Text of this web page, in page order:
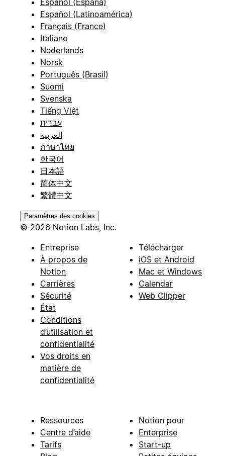
Español (España)
Español (Latinoamérica)
Français (France)
Italiano
Nederlands
Norsk
Português (Brasil)
Suomi
Svenska
Tiếng Việt
עברית
العربية
ภาษาไทย
한국어
日本語
简体中文
繁體中文
Paramètres des cookies
© 2026 Notion Labs, Inc.
Entreprise
À propos de
Notion
Carrières
Sécurité
État
Conditions
d’utilisation et
confidentialité
Vos droits en
matière de
confidentialité
Télécharger
iOS et Android
Mac et Windows
Calendar
Web Clipper
Ressources
Centre d’aide
Tarifs
Notion pour
Enterprise
Start-up